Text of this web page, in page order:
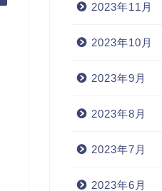
2023年11月
2023年10月
2023年9月
2023年8月
2023年7月
2023年6月